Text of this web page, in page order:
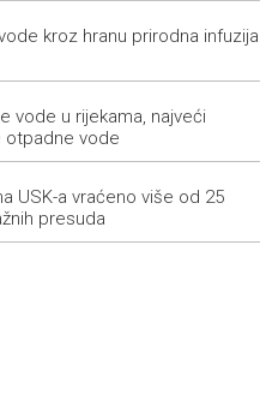
vode u rijekama,
otpadne vode
i vruće, na jugu zemlje
nogometne WWin lige
USK-a vraćeno više od
presuda
kroz hranu prirodna infuzija
vode u rijekama, najveći
otpadne vode
USK-a vraćeno više od 25
presuda